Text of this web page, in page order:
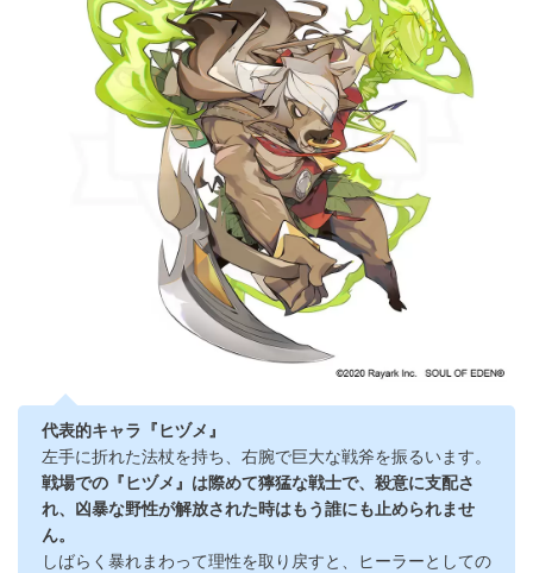
代表的キャラ『ヒヅメ』
左手に折れた法杖を持ち、右腕で巨大な戦斧を振るいます。
戦場での『ヒヅメ』は際めて獰猛な戦士で、殺意に支配さ
れ、凶暴な野性が解放された時はもう誰にも止められませ
ん。
しばらく暴れまわって理性を取り戻すと、ヒーラーとしての